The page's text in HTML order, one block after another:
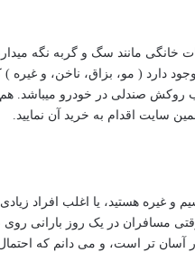
خانگی مانند سگ و گربه نگه
دارد ( مو، بزاق، ناخن، و
روکش صندلی در خودرو میباشد.
سایت اقدام به خرید آن نمایید.
و غیره هستید، یا اغلب افراد
مسافران در یک روز بارانی
آسان تر است، و می دانم که